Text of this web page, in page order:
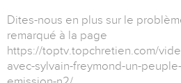
Dites-nous en plus sur le
remarqué à la page
https://toptv.topchretien.com/
avec-sylvain-freymond-un-